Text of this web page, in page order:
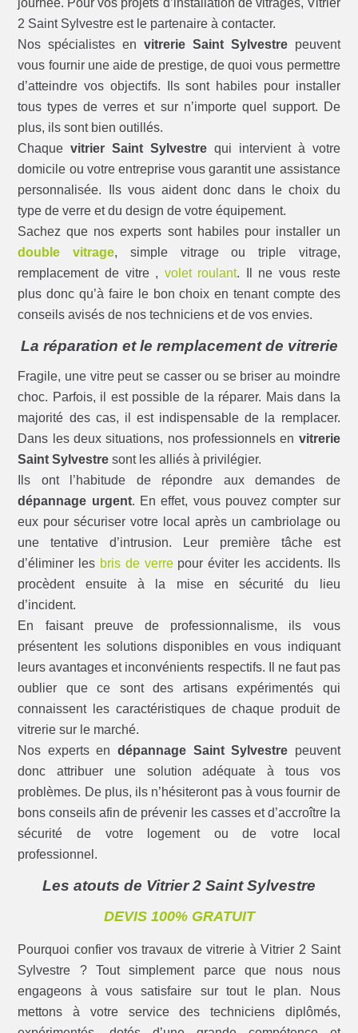
journée. Pour vos projets d’installation de vitrages, Vitrier
2 Saint Sylvestre est le partenaire à contacter.
Nos spécialistes en vitrerie Saint Sylvestre peuvent
vous fournir une aide de prestige, de quoi vous permettre
d’atteindre vos objectifs. Ils sont habiles pour installer
tous types de verres et sur n’importe quel support. De
plus, ils sont bien outillés.
Chaquevitrier Saint Sylvestre qui intervient à votre
domicile ou votre entreprise vous garantit une assistance
personnalisée. Ils vous aident donc dans le choix du
type de verre et du design de votre équipement.
Sachez que nos experts sont habiles pour installer un
double vitrage, simple vitrage ou triple vitrage,
remplacement de vitre , volet roulant. Il ne vous reste
plus donc qu’à faire le bon choix en tenant compte des
conseils avisés de nos techniciens et de vos envies.
La réparation et le remplacement de vitrerie
Fragile, une vitre peut se casser ou se briser au moindre
choc. Parfois, il est possible de la réparer. Mais dans la
majorité des cas, il est indispensable de la remplacer.
Dans les deux situations, nos professionnels en vitrerie
Saint Sylvestre sont les alliés à privilégier.
Ils ont l’habitude de répondre aux demandes de
dépannage urgent. En effet, vous pouvez compter sur
eux pour sécuriser votre local après un cambriolage ou
une tentative d’intrusion. Leur première tâche est
d’éliminer les bris de verrepour éviter les accidents. Ils
procèdent ensuite à la mise en sécurité du lieu
d’incident.
En faisant preuve de professionnalisme, ils vous
présentent les solutions disponibles en vous indiquant
leurs avantages et inconvénients respectifs. Il ne faut pas
oublier que ce sont des artisans expérimentés qui
connaissent les caractéristiques de chaque produit de
vitrerie sur le marché.
Nos experts en dépannage Saint Sylvestre peuvent
donc attribuer une solution adéquate à tous vos
problèmes. De plus, ils n’hésiteront pas à vous fournir de
bons conseils afin de prévenir les casses et d’accroître la
sécurité de votre logement ou de votre local
professionnel.
Les atouts de Vitrier 2 Saint Sylvestre
DEVIS 100% GRATUIT
Pourquoi confier vos travaux de vitrerie à Vitrier 2 Saint
Sylvestre ? Tout simplement parce que nous nous
engageons à vous satisfaire sur tout le plan. Nous
mettons à votre service des techniciens diplômés,